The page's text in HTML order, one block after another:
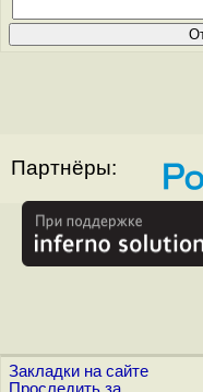
Партнёры:
Закладки на сайте